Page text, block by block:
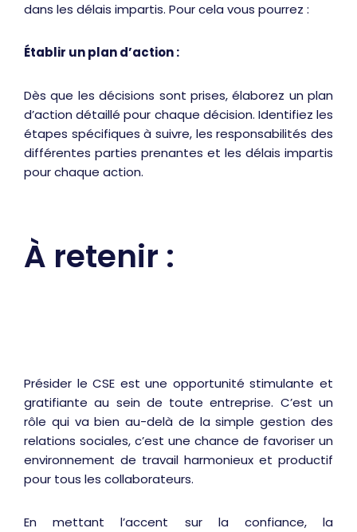
dans les délais impartis. Pour cela vous pourrez :
Établir un plan d’action :
Dès que les décisions sont prises, élaborez un plan
d’action détaillé pour chaque décision. Identifiez les
étapes spécifiques à suivre, les responsabilités des
différentes parties prenantes et les délais impartis
pour chaque action.
À retenir :
Présider le CSE est une opportunité stimulante et
gratifiante au sein de toute entreprise. C’est un
rôle qui va bien au-delà de la simple gestion des
relations sociales, c’est une chance de favoriser un
environnement de travail harmonieux et productif
pour tous les collaborateurs.
En mettant l’accent sur la confiance, la